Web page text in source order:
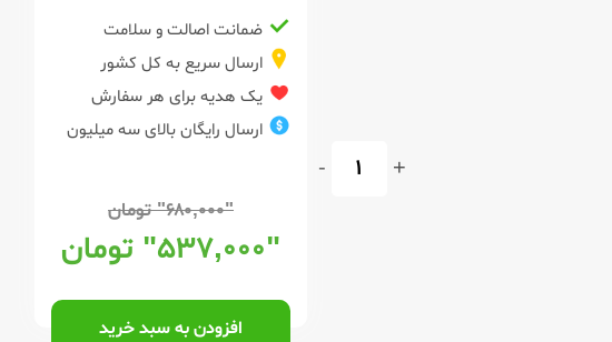
+
-
ضمانت اصالت و سلامت
ارسال سریع به کل کشور
یک هدیه برای هر سفارش
ارسال رایگان بالای سه میلیون
"۶۸۰,۰۰۰" تومان
"۵۳۷,۰۰۰" تومان
افزودن به سبد خرید